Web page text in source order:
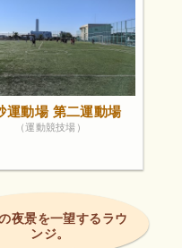
運動場 第二運動場
（運動競技場）
夜景を一望するラウ
ンジ。